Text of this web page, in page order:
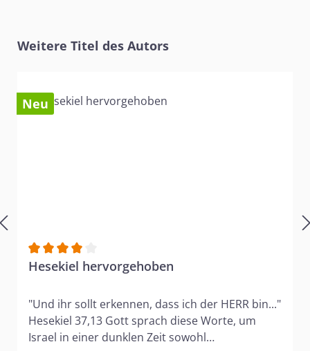
Produktgalerie überspringen
Weitere Titel des Autors
Neu
Durchschnittliche Bewertung von 4 von 5 Sternen
Hesekiel hervorgehoben
"Und ihr sollt erkennen, dass ich der HERR bin..."
Hesekiel 37,13 Gott sprach diese Worte, um
Israel in einer dunklen Zeit sowohl